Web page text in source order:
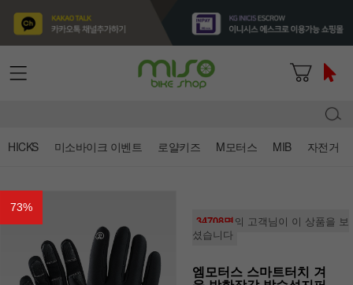
HICKS 미소바이크 이벤트 로얄키즈 M모터스 MIB 자전거
73%
34708명의 고객님이 이 상품을 보
셨습니다
엠모터스 스마트터치 겨